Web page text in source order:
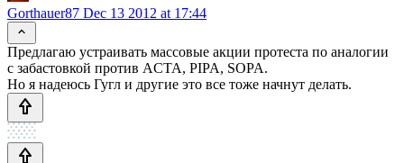
Gorthauer87 Dec 13 2012 at 17:44
Предлагаю устраивать массовые акции протеста по аналогии
с забастовкой против ACTA, PIPA, SOPA.
Но я надеюсь Гугл и другие это все тоже начнут делать.